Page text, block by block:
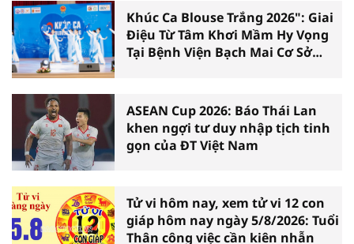
Khúc Ca Blouse Trắng 2026": Giai
Điệu Từ Tâm Khơi Mầm Hy Vọng
Tại Bệnh Viện Bạch Mai Cơ Sở
ASEAN Cup 2026: Báo Thái Lan
khen ngợi tư duy nhập tịch tinh
gọn của ĐT Việt Nam
Tử vi hôm nay, xem tử vi 12 con
giáp hôm nay ngày 5/8/2026: Tuổi
Thân công việc cần kiên nhẫn